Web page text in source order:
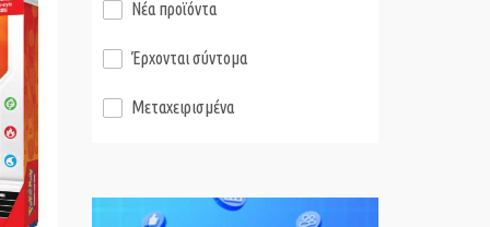
Νέα προϊόντα
Έρχονται σύντομα
Μεταχειρισμένα